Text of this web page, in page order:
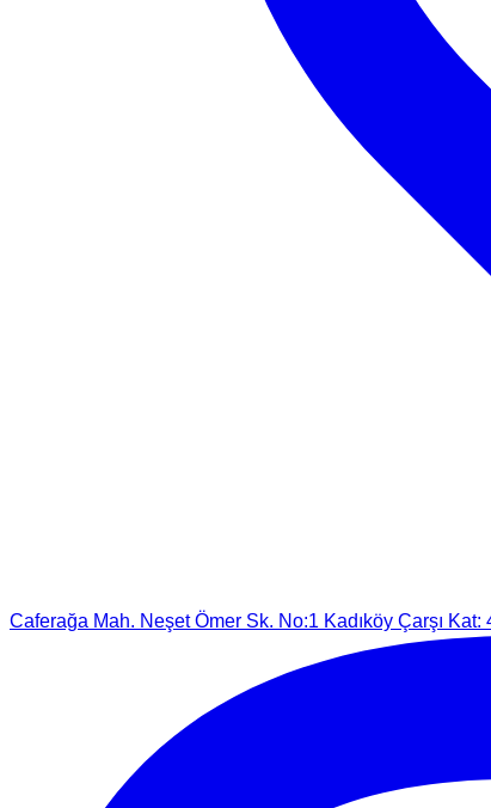
Caferağa Mah. Neşet Ömer Sk. No:1 Kadıköy Çarşı Kat: